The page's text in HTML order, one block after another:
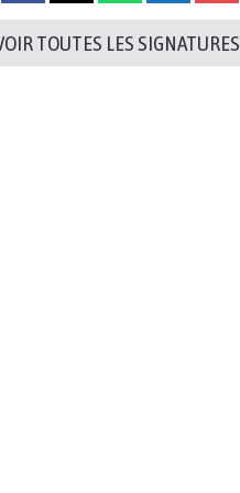
TOUTES LES SIGNATURES